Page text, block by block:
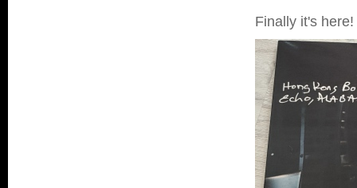
Finally it's